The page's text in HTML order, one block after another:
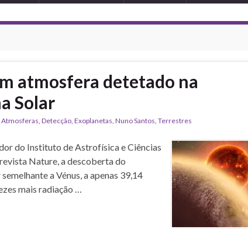
atmosfera detetado na
Solar
Atmosferas, Detecção, Exoplanetas, Nuno Santos, Terrestres
do Instituto de Astrofísica e Ciências
Nature, a descoberta do
a Vénus, a apenas 39,14
mais radiação …